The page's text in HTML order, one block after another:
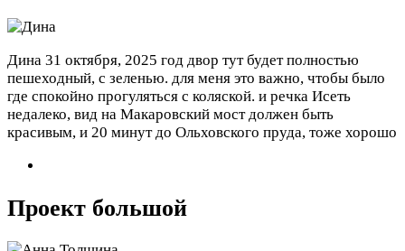
Дина 31 октября, 2025 год двор тут будет полностью
пешеходный, с зеленью. для меня это важно, чтобы было
где спокойно прогуляться с коляской. и речка Исеть
недалеко, вид на Макаровский мост должен быть
красивым, и 20 минут до Ольховского пруда, тоже хорошо
Проект большой